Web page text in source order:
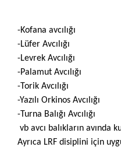
-Kofana avcılığı
-Lüfer Avcılığı
-Levrek Avcılığı
-Palamut Avcılığı
-Torik Avcılığı
-Yazılı Orkinos Avcılığı
-Turna Balığı Avcılığı
vb avcı balıkların avında
Ayrıca LRF disiplini için